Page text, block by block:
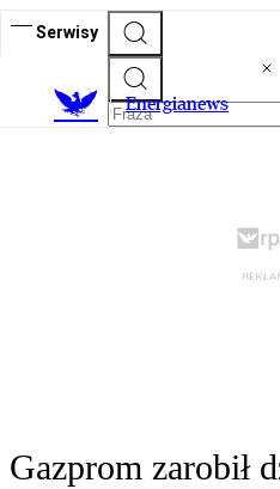
Serwisy
Energianews
Gazprom zarobił